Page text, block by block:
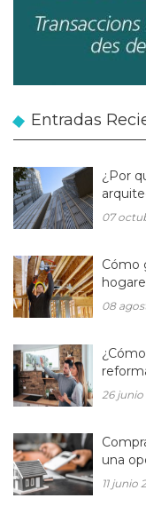
Entradas
¿Por
07
Cómo
08
26 junio
una
11 junio